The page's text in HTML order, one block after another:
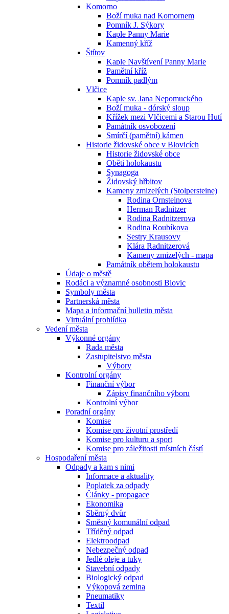
Komorno
Boží muka nad Komornem
Pomník J. Sýkory
Kaple Panny Marie
Kamenný kříž
Štítov
Kaple Navštívení Panny Marie
Pamětní kříž
Pomník padlým
Vlčice
Kaple sv. Jana Nepomuckého
Boží muka - dórský sloup
Křížek mezi Vlčicemi a Starou Hutí
Památník osvobození
Smírčí (pamětní) kámen
Historie židovské obce v Blovicích
Historie židovské obce
Oběti holokaustu
Synagoga
Židovský hřbitov
Kameny zmizelých (Stolpersteine)
Rodina Ornsteinova
Herman Radnitzer
Rodina Radnitzerova
Rodina Roubíkova
Sestry Krausovy
Klára Radnitzerová
Kameny zmizelých - mapa
Památník obětem holokaustu
Údaje o městě
Rodáci a významné osobnosti Blovic
Symboly města
Partnerská města
Mapa a informační bulletin města
Virtuální prohlídka
Vedení města
Výkonné orgány
Rada města
Zastupitelstvo města
Výbory
Kontrolní orgány
Finanční výbor
Zápisy finančního výboru
Kontrolní výbor
Poradní orgány
Komise
Komise pro životní prostředí
Komise pro kulturu a sport
Komise pro záležitosti místních částí
Hospodaření města
Odpady a kam s nimi
Informace a aktuality
Poplatek za odpady
Články - propagace
Ekonomika
Sběrný dvůr
Směsný komunální odpad
Tříděný odpad
Elektroodpad
Nebezpečný odpad
Jedlé oleje a tuky
Stavební odpady
Biologický odpad
Výkopová zemina
Pneumatiky
Textil